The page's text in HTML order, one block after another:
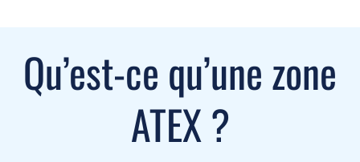
Qu’est-ce qu’une zone
ATEX ?